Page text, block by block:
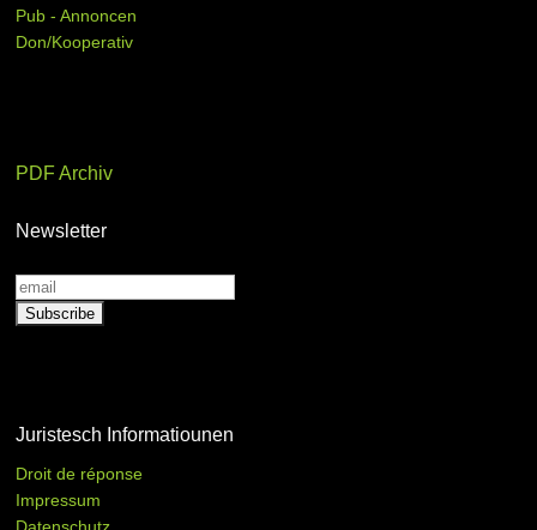
Pub - Annoncen
Don/Kooperativ
PDF Archiv
Newsletter
Juristesch Informatiounen
Droit de réponse
Impressum